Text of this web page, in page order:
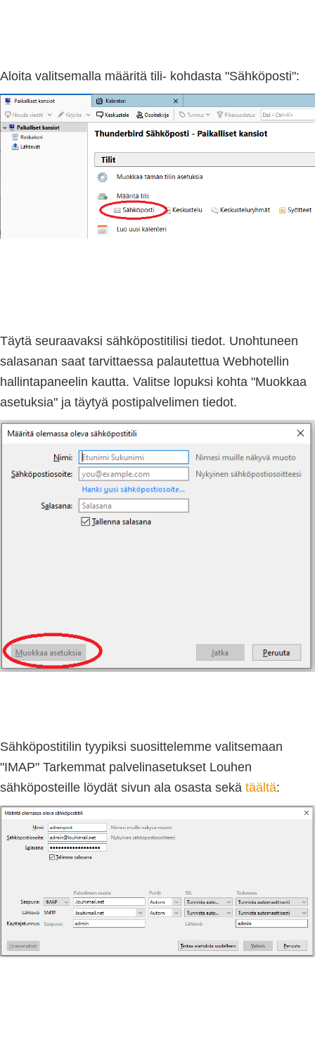
Aloita valitsemalla määritä tili- kohdasta "Sähköposti":
Täytä seuraavaksi sähköpostitilisi tiedot. Unohtuneen
salasanan saat tarvittaessa palautettua Webhotellin
hallintapaneelin kautta. Valitse lopuksi kohta "Muokkaa
asetuksia" ja täytyä postipalvelimen tiedot.
Sähköpostitilin tyypiksi suosittelemme valitsemaan
"IMAP" Tarkemmat palvelinasetukset Louhen
sähköposteille löydät sivun ala osasta sekä täältä: